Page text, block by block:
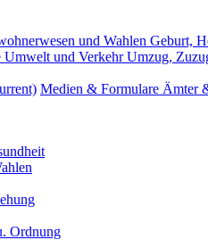
und Wahlen Geburt,
Umwelt und VerkehrUmzug,
Medien & Formulare Ämter
Ordnung